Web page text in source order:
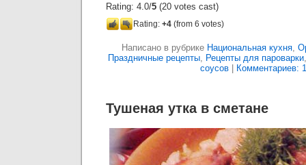
Rating: 4.0/5 (20 votes cast)
Rating: +4 (from 6 votes)
Написано в рубрике Национальная кухня,
Праздничные рецепты, Рецепты для пароварки
соусов
Комментариев:
Тушеная утка в сметане